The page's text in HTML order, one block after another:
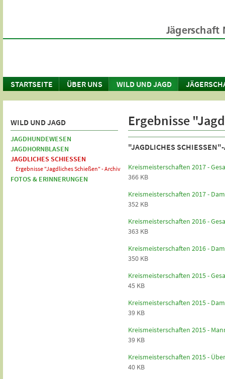
STARTSEITE ÜBER UNS WILD UND JAGD
WILD UND JAGD
JAGDHUNDEWESEN
JAGDHORNBLASEN
JAGDLICHES SCHIESSEN
Ergebnisse "Jagdliches Schießen" - Archiv
FOTOS & ERINNERUNGEN
Ergebnisse
"JAGDLICHES
Kreismeisterschaften 2017 -
366 KB
Kreismeisterschaften 2017 -
352 KB
Kreismeisterschaften 2016 -
363 KB
Kreismeisterschaften 2016 -
350 KB
Kreismeisterschaften 2015 -
45 KB
Kreismeisterschaften 2015 -
39 KB
Kreismeisterschaften 2015 -
39 KB
Kreismeisterschaften 2015 -
40 KB